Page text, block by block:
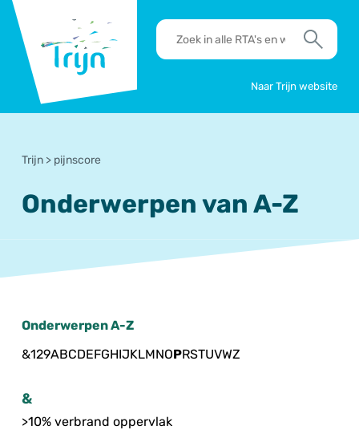
Trijn
RTA's
en
Zoek
Naar Trijn website
Trijn > pijnscore
Onderwerpen van A-Z
Onderwerpen A-Z
&129ABCDEFGHIJKLMNOPRSTUVWZ
&
>10% verbrand oppervlak